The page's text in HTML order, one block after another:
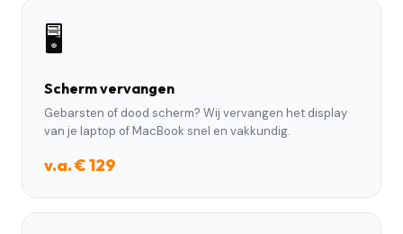
🖥️
Scherm vervangen
Gebarsten of dood scherm? Wij vervangen het display
van je laptop of MacBook snel en vakkundig.
v.a. € 129